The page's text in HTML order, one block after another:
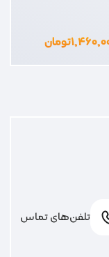
تومان
تلفن‌های تماس